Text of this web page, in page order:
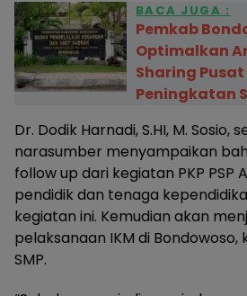
BACA JUGA :
Pemkab
Optimalkan
Sharing
Peningkatan
Dr. Dodik Harnadi, S.HI, M. Sosio,
narasumber menyampaikan
follow up dari kegiatan PKP PSP
pendidik dan tenaga
kegiatan ini. Kemudian akan
pelaksanaan IKM di Bondowoso,
SMP.